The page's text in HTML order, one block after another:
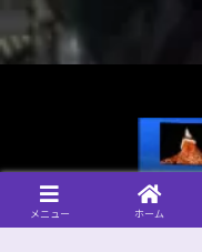
© 2004-2026
メニュー ホーム